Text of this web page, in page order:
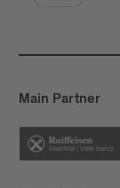
Main Partner